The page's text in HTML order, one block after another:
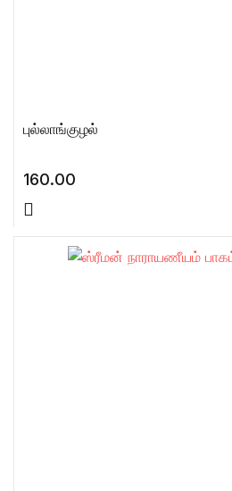
புல்லாங்குழல்
160.00